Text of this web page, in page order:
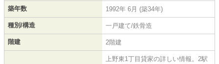
築年数 1992年 6月 (築34年)
種別/構造 一戸建て/鉄骨造
階建 2階建
上野東1丁目貸家の詳しい情報。2駅